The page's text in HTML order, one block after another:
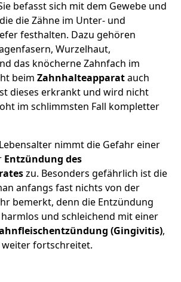
befasst sich mit dem Gewebe und
die Zähne im Unter- und
festhalten. Dazu gehören
Wurzelhaut,
das knöcherne Zahnfach im
beim Zahnhalteapparatauch
dieses erkrankt und wird nicht
im schlimmsten Fall kompletter
nimmt die Gefahr einer
Entzündung des
zu. Besonders gefährlich ist die
anfangs fast nichts von der
bemerkt, denn die Entzündung
und schleichend mit einer
(Gingivitis),
fortschreitet.